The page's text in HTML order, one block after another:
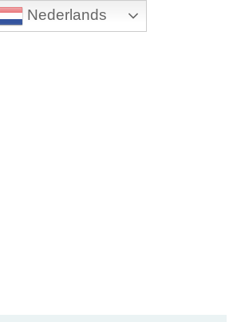
Nederlands